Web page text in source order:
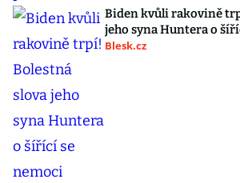
Biden kvůli rakovině
jeho syna Huntera o
Blesk.cz